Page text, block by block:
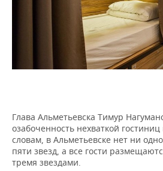
НЕФТЕХИМИЯ
РОЗНИЧНАЯ ТОРГОВЛЯ
ТРАНСПОРТ
НОВОСТИ ТЕХНОЛОГИЙ
МЕРОПРИЯТИЯ
НОВОСТИ МЕРОПРИЯТИЙ
ONLINE-КОНФЕРЕНЦИИ
ОТКРЫТАЯ ЛЕКЦИЯ
ХОККЕЙ
БАСКЕТБОЛ
ВЛАСТЬ
ИНФРАСТРУКТУРА
СЮЖЕТЫ
СПРАВОЧНИК
Глава Альметьевска Тимур
озабоченность нехваткой
словам, в Альметьевске нет ни
пяти звезд, а все гости
тремя звездами.